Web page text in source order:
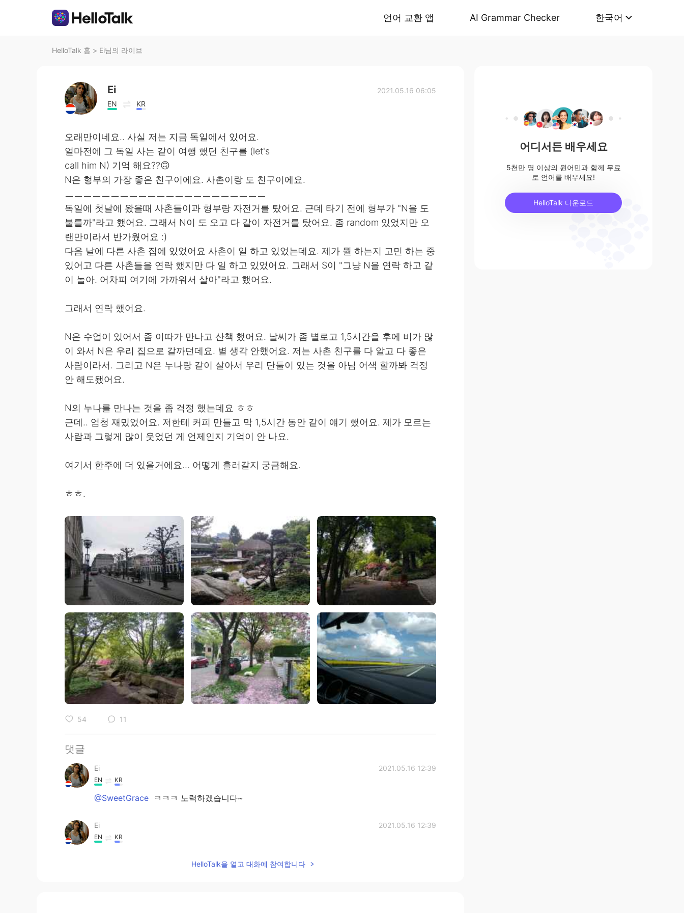
언어 교환 앱 AI Grammar Checker 한국어
HelloTalk 홈 > Ei님의 라이브
Ei
EN KR
2021.05.16 06:05
오래만이네요.. 사실 저는 지금 독일에서 있어요.
얼마전에 그 독일 사는 같이 여행 했던 친구를 (let's
call him N) 기억 해요??🙃
N은 형부의 가장 좋은 친구이에요. 사촌이랑 도 친구이에요.
ㅡㅡㅡㅡㅡㅡㅡㅡㅡㅡㅡㅡㅡㅡㅡㅡㅡㅡㅡㅡㅡㅡ
독일에 첫날에 왔을때 사촌들이과 형부랑 자전거를 탔어요. 근데 타기 전에 형부가 "N을 도
불를까"라고 했어요. 그래서 N이 도 오고 다 같이 자전거를 탔어요. 좀 random 있었지만 오
랜만이라서 반가웠어요 :)
다음 날에 다른 사촌 집에 있었어요 사촌이 일 하고 있었는데요. 제가 뭘 하는지 고민 하는 중
있어고 다른 사촌들을 연락 했지만 다 일 하고 있었어요. 그래서 S이 "그냥 N을 연락 하고 같
이 놀아. 어차피 여기에 가까워서 살아"라고 했어요.
그래서 연락 했어요.
N은 수업이 있어서 좀 이따가 만나고 산책 했어요. 날씨가 좀 별로고 1,5시간을 후에 비가 많
이 와서 N은 우리 집으로 갈까던데요. 별 생각 안했어요. 저는 사촌 친구를 다 알고 다 좋은
사람이라서. 그리고 N은 누나랑 같이 살아서 우리 단둘이 있는 것을 아님 어색 할까봐 걱정
안 해도됐어요.
N의 누나를 만나는 것을 좀 걱정 했는데요 ㅎㅎ
근데.. 엄청 재밌었어요. 저한테 커피 만들고 막 1,5시간 동안 같이 얘기 했어요. 제가 모르는
사람과 그렇게 많이 웃었던 게 언제인지 기억이 안 나요.
여기서 한주에 더 있을거에요... 어떻게 흘러갈지 궁금해요.
ㅎㅎ.
54 11
댓글
Ei 2021.05.16 12:39
EN KR
@SweetGrace ㅋㅋㅋ 노력하겠습니다~
Ei 2021.05.16 12:39
EN KR
HelloTalk을 열고 대화에 참여합니다
어디서든 배우세요
5천만 명 이상의 원어민과 함께 무료
로 언어를 배우세요!
HelloTalk 다운로드